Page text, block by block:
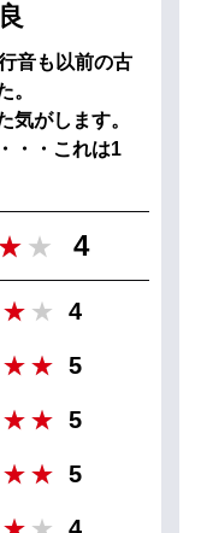
音も以前の古
。
気がします。
・・これは1
4
4
5
5
5